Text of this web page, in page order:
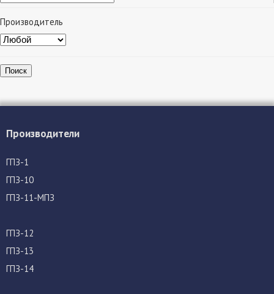
Производитель
Поиск
Производители
ГПЗ-1
ГПЗ-10
ГПЗ-11-МПЗ
ГПЗ-12
ГПЗ-13
ГПЗ-14